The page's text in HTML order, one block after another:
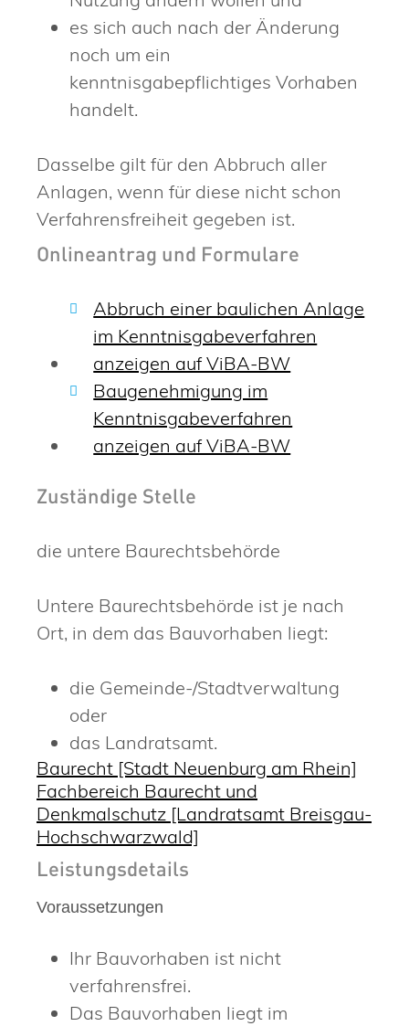
es sich auch nach der Änderung
noch um ein
kenntnisgabepflichtiges Vorhaben
handelt.
Dasselbe gilt für den Abbruch aller
Anlagen, wenn für diese nicht schon
Verfahrensfreiheit gegeben ist.
Onlineantrag und Formulare
Abbruch einer baulichen Anlage
im Kenntnisgabeverfahren
anzeigen auf ViBA-BW
Baugenehmigung im
Kenntnisgabeverfahren
anzeigen auf ViBA-BW
Zuständige Stelle
die untere Baurechtsbehörde
Untere Baurechtsbehörde ist je nach
Ort, in dem das Bauvorhaben liegt:
die Gemeinde-/Stadtverwaltung
oder
das Landratsamt.
Baurecht [Stadt Neuenburg am Rhein]
Fachbereich Baurecht und
Denkmalschutz [Landratsamt Breisgau-
Hochschwarzwald]
Leistungsdetails
Voraussetzungen
Ihr Bauvorhaben ist nicht
verfahrensfrei.
Das Bauvorhaben liegt im